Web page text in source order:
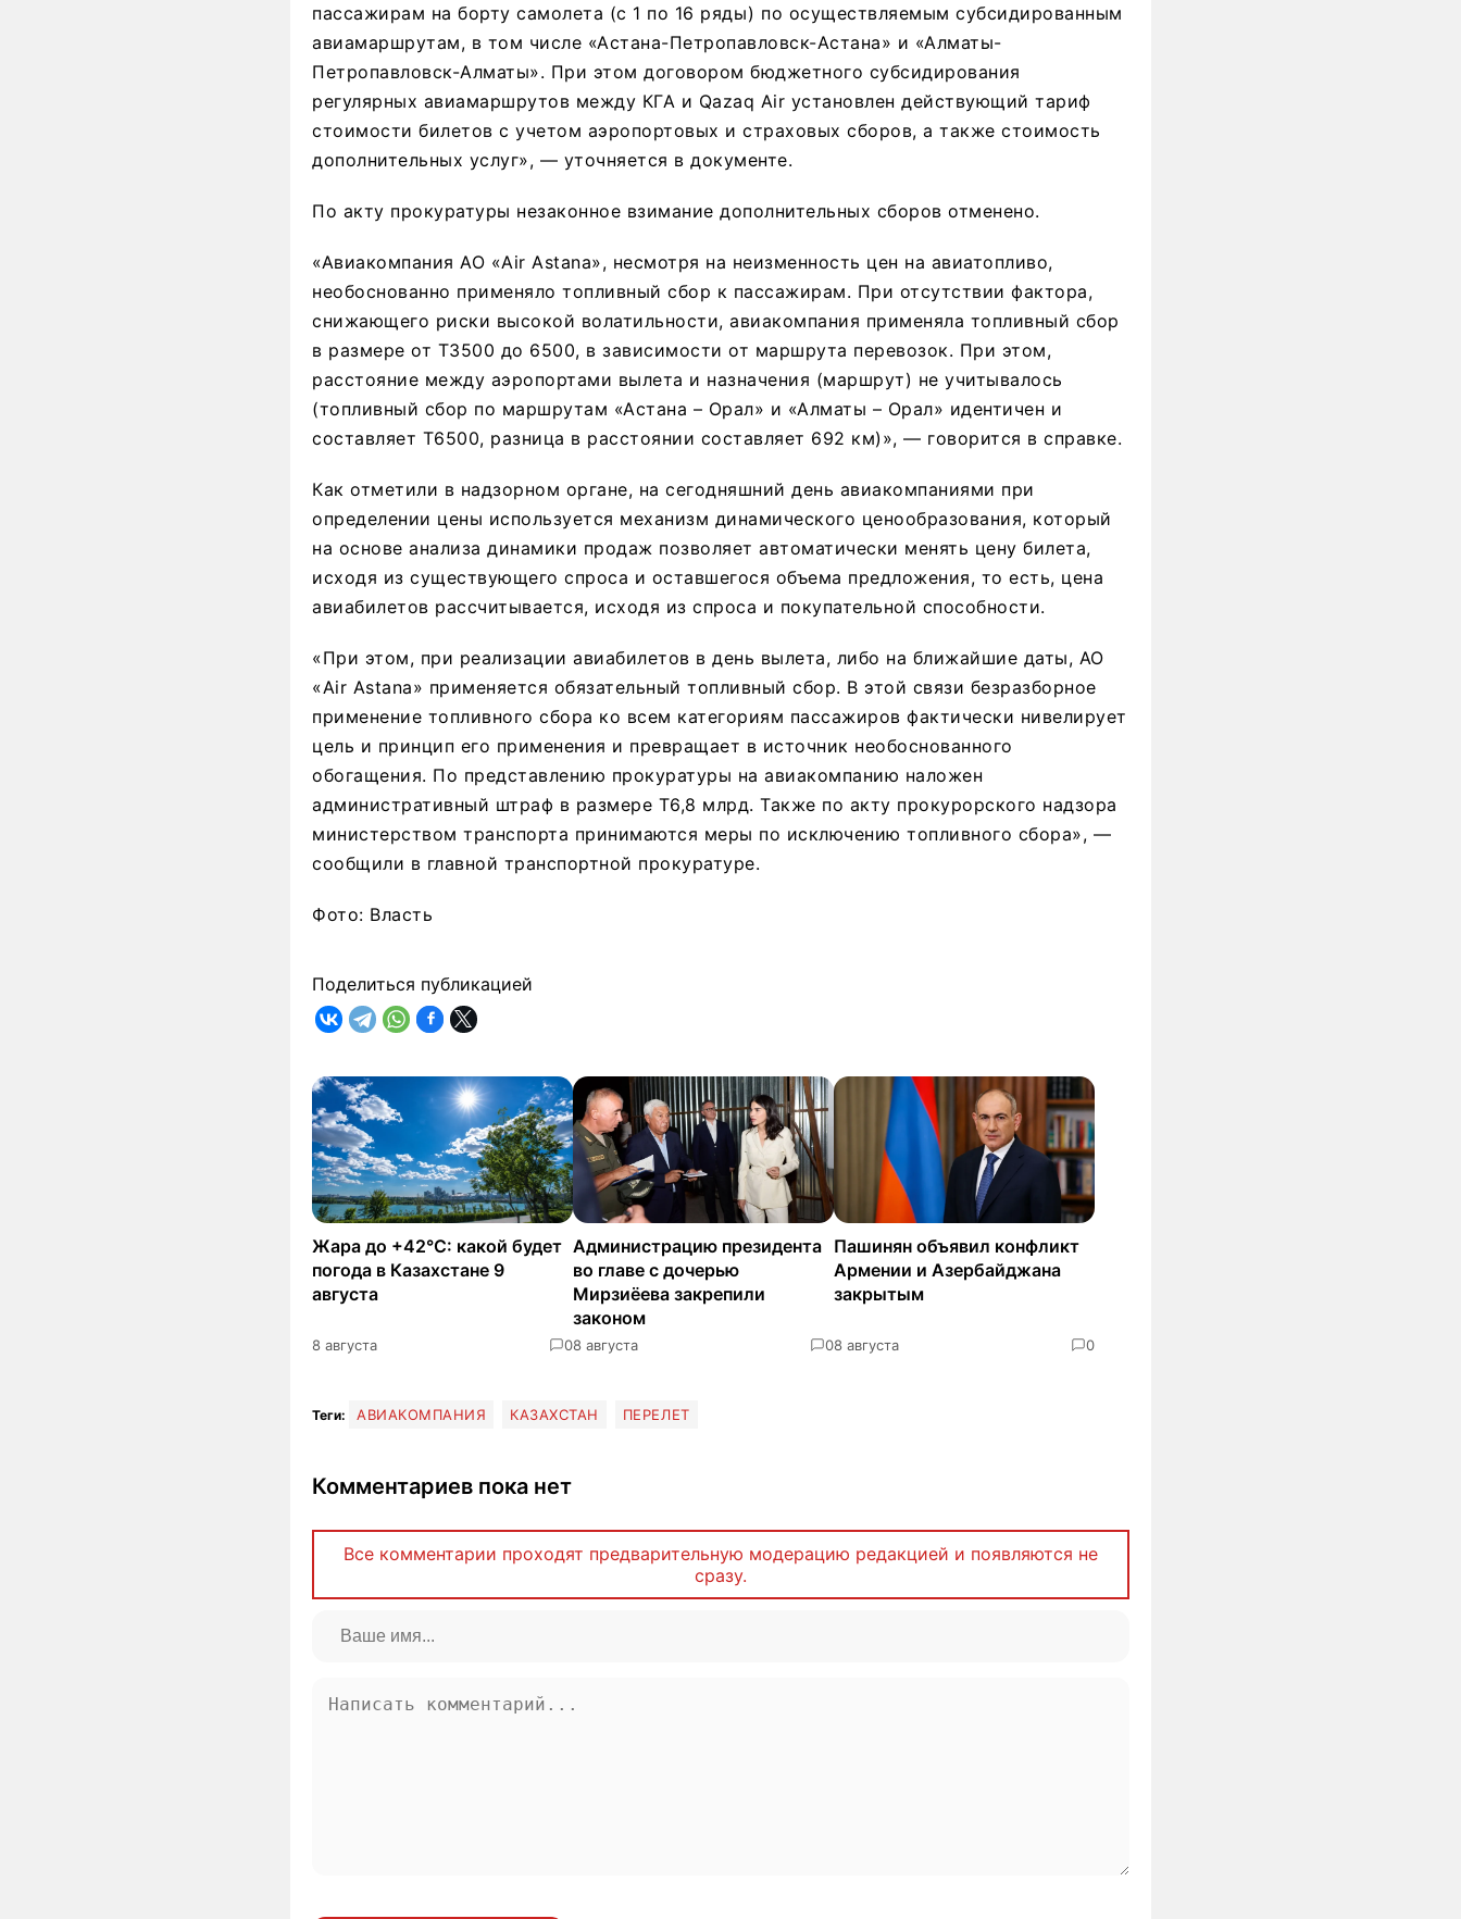
пассажирам на борту самолета (с 1 по 16 ряды) по осуществляемым субсидированным
авиамаршрутам, в том числе «Астана-Петропавловск-Астана» и «Алматы-
Петропавловск-Алматы». При этом договором бюджетного субсидирования
регулярных авиамаршрутов между КГА и Qazaq Air установлен действующий тариф
стоимости билетов с учетом аэропортовых и страховых сборов, а также стоимость
дополнительных услуг», — уточняется в документе.
По акту прокуратуры незаконное взимание дополнительных сборов отменено.
«Авиакомпания АО «Air Astana», несмотря на неизменность цен на авиатопливо,
необоснованно применяло топливный сбор к пассажирам. При отсутствии фактора,
снижающего риски высокой волатильности, авиакомпания применяла топливный сбор
в размере от Т3500 до 6500, в зависимости от маршрута перевозок. При этом,
расстояние между аэропортами вылета и назначения (маршрут) не учитывалось
(топливный сбор по маршрутам «Астана – Орал» и «Алматы – Орал» идентичен и
составляет Т6500, разница в расстоянии составляет 692 км)», — говорится в справке.
Как отметили в надзорном органе, на сегодняшний день авиакомпаниями при
определении цены используется механизм динамического ценообразования, который
на основе анализа динамики продаж позволяет автоматически менять цену билета,
исходя из существующего спроса и оставшегося объема предложения, то есть, цена
авиабилетов рассчитывается, исходя из спроса и покупательной способности.
«При этом, при реализации авиабилетов в день вылета, либо на ближайшие даты, АО
«Air Astana» применяется обязательный топливный сбор. В этой связи безразборное
применение топливного сбора ко всем категориям пассажиров фактически нивелирует
цель и принцип его применения и превращает в источник необоснованного
обогащения. По представлению прокуратуры на авиакомпанию наложен
административный штраф в размере Т6,8 млрд. Также по акту прокурорского надзора
министерством транспорта принимаются меры по исключению топливного сбора», —
сообщили в главной транспортной прокуратуре.
Фото: Власть
Поделиться публикацией
Жара до +42°C: какой будет
погода в Казахстане 9
августа
8 августа 0
Администрацию президента
во главе с дочерью
Мирзиёева закрепили
законом
8 августа 0
Пашинян объявил конфликт
Армении и Азербайджана
закрытым
8 августа 0
Теги: АВИАКОМПАНИЯ КАЗАХСТАН ПЕРЕЛЕТ
Комментариев пока нет
Все комментарии проходят предварительную модерацию редакцией и появляются не
сразу.